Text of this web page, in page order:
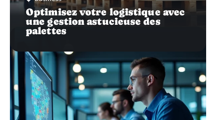
Optimisez votre logistique avec
une gestion astucieuse des
palettes